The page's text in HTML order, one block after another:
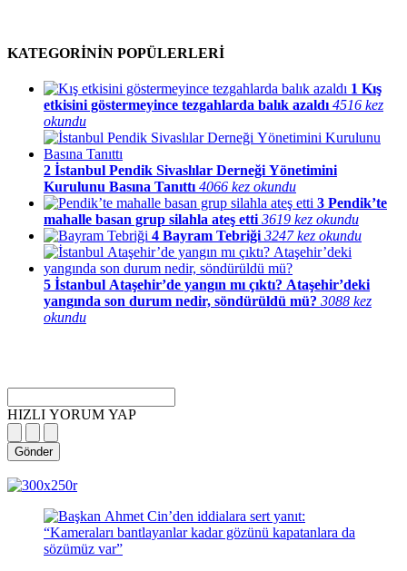
KATEGORİNİN POPÜLERLERİ
1 Kış
etkisini göstermeyince tezgahlarda balık azaldı 4516 kez
okundu
2 İstanbul Pendik Sivaslılar Derneği Yönetimini
Kurulunu Basına Tanıttı 4066 kez okundu
3 Pendik’te
mahalle basan grup silahla ateş etti 3619 kez okundu
4 Bayram Tebriği 3247 kez okundu
5 İstanbul Ataşehir’de yangın mı çıktı? Ataşehir’deki
yangında son durum nedir, söndürüldü mü? 3088 kez
okundu
HIZLI YORUM YAP
Gönder
haberleri
haberleri
haberleri
dakika
haberleri
dakika
haberler
haberleri
dakika
haberleri
haberler
haberler
haberleri
haberleri
haberleri